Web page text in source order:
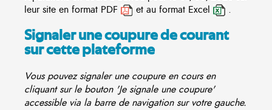
leur site en format PDF
et au format Excel .
Signaler une coupure de courant
sur cette plateforme
Vous pouvez signaler une coupure en cours en
cliquant sur le bouton 'Je signale une coupure'
accessible via la barre de navigation sur votre gauche.